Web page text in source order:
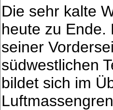
Die sehr kalte
heute zu Ende.
seiner
südwestlichen
bildet sich im